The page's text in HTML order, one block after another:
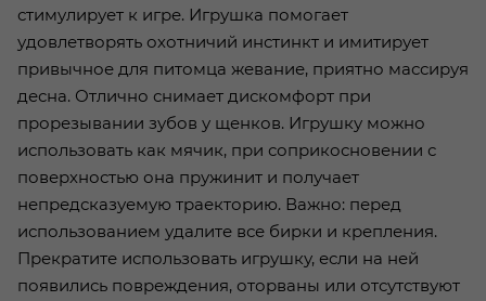
стимулирует к игре. Игрушка помогает
удовлетворять охотничий инстинкт и имитирует
привычное для питомца жевание, приятно массируя
десна. Отлично снимает дискомфорт при
прорезывании зубов у щенков. Игрушку можно
использовать как мячик, при соприкосновении с
поверхностью она пружинит и получает
непредсказуемую траекторию. Важно: перед
использованием удалите все бирки и крепления.
Прекратите использовать игрушку, если на ней
появились повреждения, оторваны или отсутствуют